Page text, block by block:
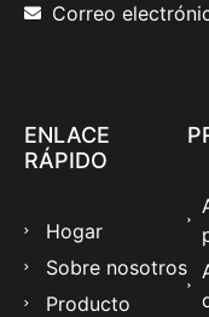
Correo
ENLACE
RÁPIDO
Hogar
Sobre nosotros
Producto